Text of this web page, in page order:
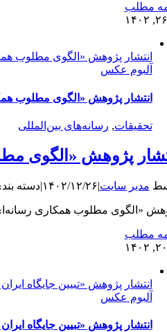
مطلب
۲۶
انتشار پژوهش «الگوی مطلوب
آلبوم عکس
انتشار پژوهش «الگوی مطلوب
تحقیقات, رسانه‌های بین‌المللی
پژوهش «الگوی
مدیر سایت|۱۴۰۲/۱۲/۲۶|دسته
«الگوی مطلوب همکاری
مطلب
۲۰
انتشار پژوهش «تبیین جایگاه
آلبوم عکس
انتشار پژوهش «تبیین جایگاه